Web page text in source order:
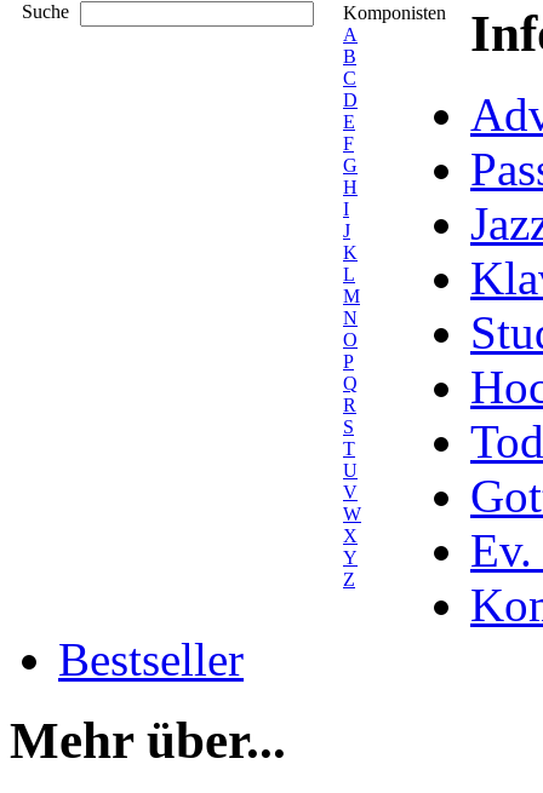
Suche
Komponisten
A
B
C
D
E
F
G
H
I
J
K
L
M
N
O
P
Q
R
S
T
U
V
W
X
Y
Z
Ev.
Bestseller
Mehr über...